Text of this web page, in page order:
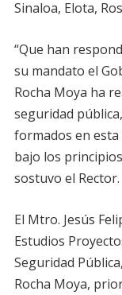
Sinaloa, Elota,
“Que han
su mandato el
Rocha Moya ha
seguridad
formados en
bajo los
sostuvo el Rector.
El Mtro. Jesús
Estudios
Seguridad
Rocha Moya,